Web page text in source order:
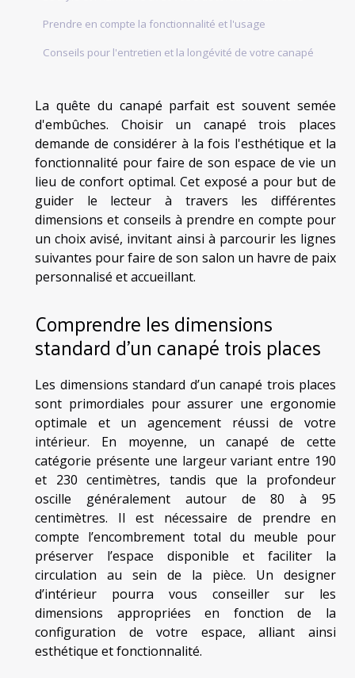
Prendre en compte la fonctionnalité et l'usage
Conseils pour l'entretien et la longévité de votre canapé
La quête du canapé parfait est souvent semée
d'embûches. Choisir un canapé trois places
demande de considérer à la fois l'esthétique et la
fonctionnalité pour faire de son espace de vie un
lieu de confort optimal. Cet exposé a pour but de
guider le lecteur à travers les différentes
dimensions et conseils à prendre en compte pour
un choix avisé, invitant ainsi à parcourir les lignes
suivantes pour faire de son salon un havre de paix
personnalisé et accueillant.
Comprendre les dimensions
standard d’un canapé trois places
Les dimensions standard d’un canapé trois places
sont primordiales pour assurer une ergonomie
optimale et un agencement réussi de votre
intérieur. En moyenne, un canapé de cette
catégorie présente une largeur variant entre 190
et 230 centimètres, tandis que la profondeur
oscille généralement autour de 80 à 95
centimètres. Il est nécessaire de prendre en
compte l’encombrement total du meuble pour
préserver l’espace disponible et faciliter la
circulation au sein de la pièce. Un designer
d’intérieur pourra vous conseiller sur les
dimensions appropriées en fonction de la
configuration de votre espace, alliant ainsi
esthétique et fonctionnalité.